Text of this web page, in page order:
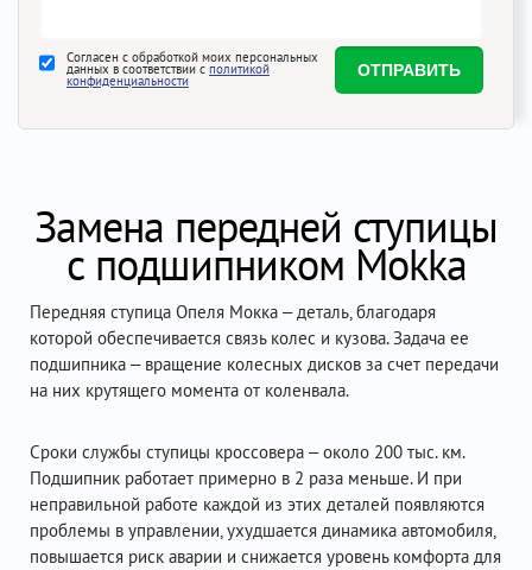
Согласен с обработкой моих персональных
данных в соответствии с политикой
конфиденциальности
Замена передней ступицы
с подшипником Mokka
Передняя ступица Опеля Мокка – деталь, благодаря
которой обеспечивается связь колес и кузова. Задача ее
подшипника – вращение колесных дисков за счет передачи
на них крутящего момента от коленвала.
Сроки службы ступицы кроссовера – около 200 тыс. км.
Подшипник работает примерно в 2 раза меньше. И при
неправильной работе каждой из этих деталей появляются
проблемы в управлении, ухудшается динамика автомобиля,
повышается риск аварии и снижается уровень комфорта для